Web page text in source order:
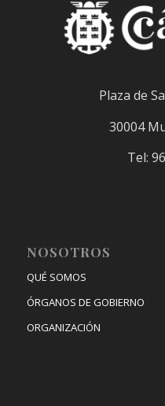
Plaza de
30004
Tel:
NOSOTROS
QUÉ SOMOS
ÓRGANOS DE GOBIERNO
ORGANIZACIÓN